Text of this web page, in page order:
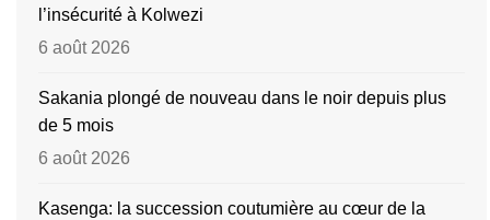
l’insécurité à Kolwezi
6 août 2026
Sakania plongé de nouveau dans le noir depuis plus
de 5 mois
6 août 2026
Kasenga: la succession coutumière au cœur de la